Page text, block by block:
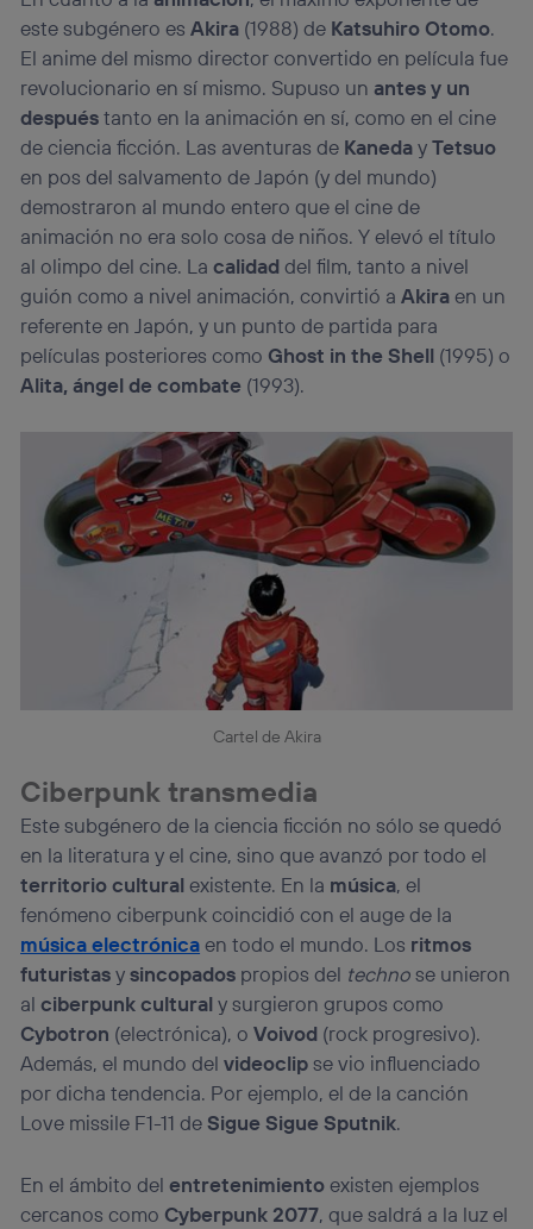
este subgénero esAkira (1988) de Katsuhiro Otomo.
El anime del mismo director convertido en película fue
revolucionario en sí mismo. Supuso un antes y un
despuéstanto en la animación en sí, como en el cine
de ciencia ficción. Las aventuras de KanedayTetsuo
en pos del salvamento de Japón (y del mundo)
demostraron al mundo entero que el cine de
animación no era solo cosa de niños. Y elevó el título
al olimpo del cine. Lacalidaddel film, tanto a nivel
guión como a nivel animación, convirtió aAkiraen un
referente en Japón, y un punto de partida para
películas posteriores como Ghost in the Shell (1995) o
Alita, ángel de combate (1993).
Cartel de Akira
Ciberpunk transmedia
Este subgénero de la ciencia ficción no sólo se quedó
en la literatura y el cine, sino que avanzó por todo el
territorio culturalexistente. En la música, el
fenómeno ciberpunk coincidió con el auge de la
música electrónicaen todo el mundo. Los ritmos
futuristasysincopados propios del technose unieron
alciberpunk culturaly surgieron grupos como
Cybotron (electrónica), oVoivod (rock progresivo).
Además, el mundo delvideoclipse vio influenciado
por dicha tendencia. Por ejemplo, el de la canción
Love missile F1-11 deSigue Sigue Sputnik.
En el ámbito delentretenimientoexisten ejemplos
cercanos como Cyberpunk 2077, que saldrá a la luz el